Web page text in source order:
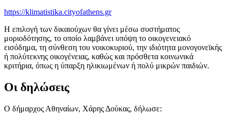
https://klimatistika.cityofathens.gr
Η επιλογή των δικαιούχων θα γίνει μέσω συστήματος
μοριοδότησης, το οποίο λαμβάνει υπόψη το οικογενειακό
εισόδημα, τη σύνθεση του νοικοκυριού, την ιδιότητα μονογονεϊκής
ή πολύτεκνης οικογένειας, καθώς και πρόσθετα κοινωνικά
κριτήρια, όπως η ύπαρξη ηλικιωμένων ή πολύ μικρών παιδιών.
Οι δηλώσεις
Ο δήμαρχος Αθηναίων, Χάρης Δούκας, δήλωσε: